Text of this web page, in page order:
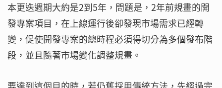
本更迭週期大約是2到5年，問題是，2年前規畫的開
發專案項目，在上線運行後卻發現市場需求已經轉
變，促使開發專案的總時程必須得切分為多個發布階
段，並且隨著市場變化調整規畫。